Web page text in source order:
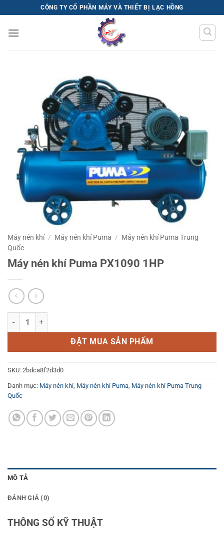
qua
nội
CÔNG TY CỔ PHẦN MÁY VÀ THIẾT BỊ LẠC HỒNG
Máy nén khí / Máy nén khí Puma / Máy nén khí Puma Trung
Quốc
Máy nén khí Puma PX1090 1HP
Máy nén khí Puma PX1090 1HP số lượng
ĐẶT MUA SẢN PHẨM
SKU: 2bdca8f2d3d0
Danh mục: Máy nén khí, Máy nén khí Puma Máy nén khí Puma Trung
Quốc
MÔ TẢ
ĐÁNH GIÁ (0)
THÔNG SỐ KỸ THUẬT